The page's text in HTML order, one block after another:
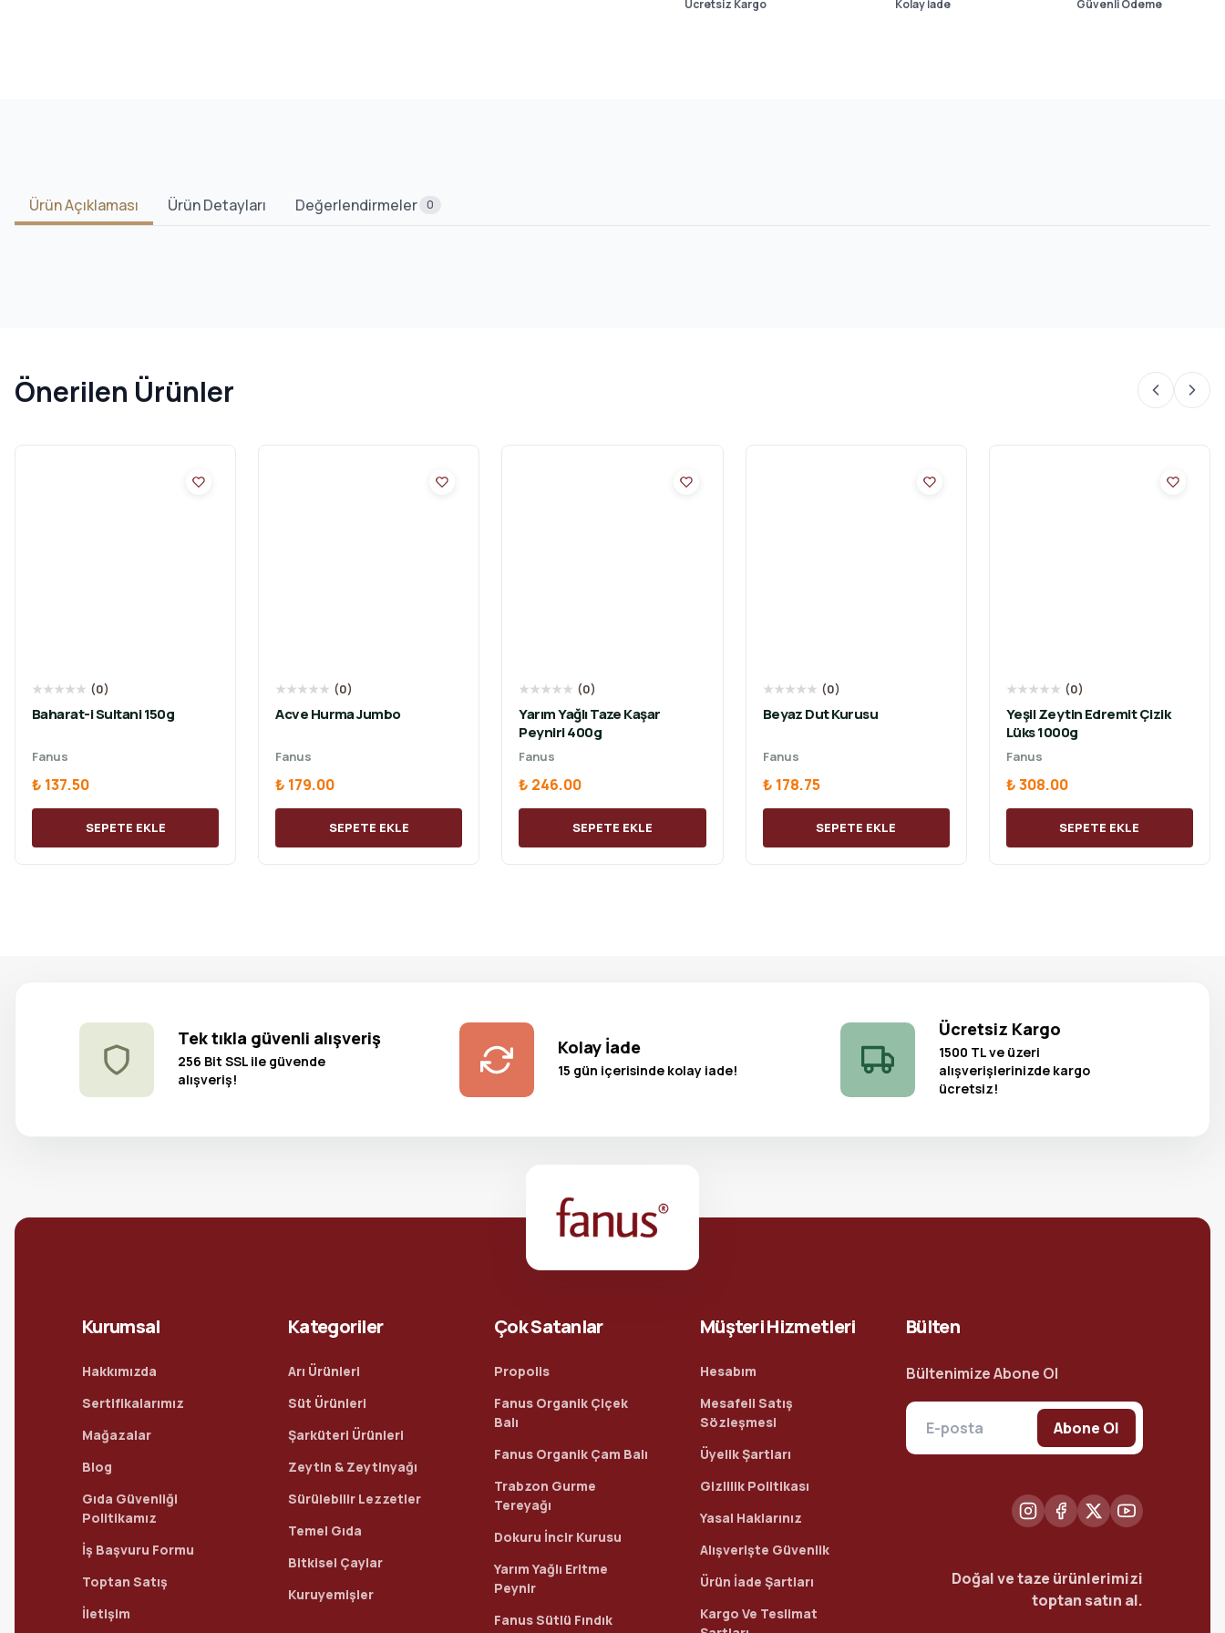
Ücretsiz Kargo Kolay İade Güvenli Ödeme
Ürün Açıklaması Ürün Detayları Değerlendirmeler 0
Önerilen Ürünler
★★★★★ (0)
Baharat-i Sultani 150g
Fanus
₺ 137.50
SEPETE EKLE
★★★★★ (0)
Acve Hurma Jumbo
Fanus
₺ 179.00
SEPETE EKLE
★★★★★ (0)
Yarım Yağlı Taze Kaşar
Peyniri 400g
Fanus
₺ 246.00
SEPETE EKLE
★★★★★ (0)
Beyaz Dut Kurusu
Fanus
₺ 178.75
SEPETE EKLE
★★★★★ (0)
Yeşil Zeytin Edremit Çizik
Lüks 1000g
Fanus
₺ 308.00
SEPETE EKLE
Tek tıkla güvenli alışveriş
256 Bit SSL ile güvende
alışveriş!
Kolay İade
15 gün içerisinde kolay iade!
Ücretsiz Kargo
1500 TL ve üzeri
alışverişlerinizde kargo
ücretsiz!
Kurumsal
Hakkımızda
Sertifikalarımız
Mağazalar
Blog
Gıda Güvenliği
Politikamız
İş Başvuru Formu
Toptan Satış
İletişim
Kategoriler
Arı Ürünleri
Süt Ürünleri
Şarküteri Ürünleri
Zeytin & Zeytinyağı
Sürülebilir Lezzetler
Temel Gıda
Bitkisel Çaylar
Kuruyemişler
Çok Satanlar
Propolis
Fanus Organik Çiçek
Balı
Fanus Organik Çam Balı
Trabzon Gurme
Tereyağı
Dokuru İncir Kurusu
Yarım Yağlı Eritme
Peynir
Fanus Sütlü Fındık
Müşteri Hizmetleri
Hesabım
Mesafeli Satış
Sözleşmesi
Üyelik Şartları
Gizlilik Politikası
Yasal Haklarınız
Alışverişte Güvenlik
Ürün İade Şartları
Kargo Ve Teslimat
Bülten
Bültenimize Abone Ol
Abone Ol
Doğal ve taze ürünlerimizi
toptan satın al.